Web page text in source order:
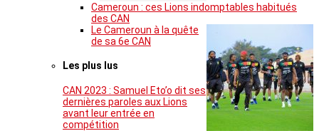
Cameroun : ces Lions indomptables habitués
des CAN
Le Cameroun à la quête
de sa 6e CAN
Les plus lus
CAN 2023 : Samuel Eto’o dit ses
dernières paroles aux Lions
avant leur entrée en
compétition